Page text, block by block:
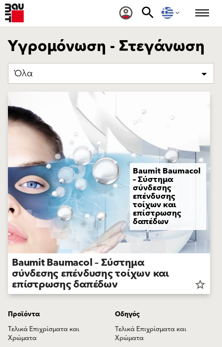
Υγρομόνωση - Στεγάνωση
Όλα
Baumit Baumacol
– Σύστημα
σύνδεσης
επένδυσης
τοίχων και
επίστρωσης
δαπέδων
Baumit Baumacol – Σύστημα
σύνδεσης επένδυσης τοίχων και
επίστρωσης δαπέδων star_border
Προϊόντα
Τελικά Επιχρίσματα και
Χρώματα
Οδηγός
Τελικά Επιχρίσματα και
Χρώματα